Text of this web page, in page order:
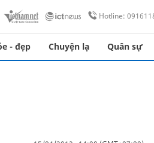
Hotline:
- đẹp Chuyện lạ Quân sự